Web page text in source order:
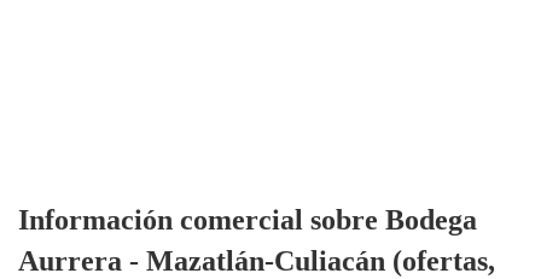
Información comercial sobre Bodega
Aurrera - Mazatlán-Culiacán (ofertas,